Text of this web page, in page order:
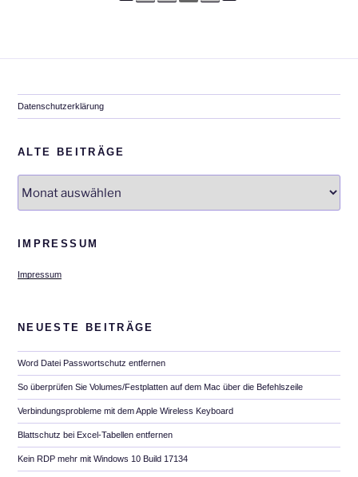
Datenschutzerklärung
ALTE BEITRÄGE
Beiträge
IMPRESSUM
Impressum
NEUESTE BEITRÄGE
Word Datei Passwortschutz entfernen
So überprüfen Sie Volumes/Festplatten auf dem Mac über die Befehlszeile
Verbindungsprobleme mit dem Apple Wireless Keyboard
Blattschutz bei Excel-Tabellen entfernen
Kein RDP mehr mit Windows 10 Build 17134